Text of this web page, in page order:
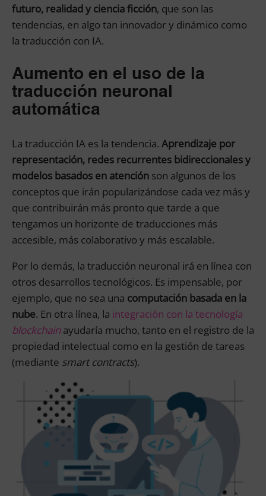
futuro, realidad y ciencia ficción, que son las
tendencias, en algo tan innovador y dinámico como
la traducción con IA.
Aumento en el uso de la
traducción neuronal
automática
La traducción IA es la tendencia. Aprendizaje por
representación, redes recurrentes bidireccionales y
modelos basados en atención son algunos de los
conceptos que irán popularizándose cada vez más y
que contribuirán más pronto que tarde a que
tengamos un horizonte de traducciones más
accesible, más colaborativo y más escalable.
Por lo demás, la traducción neuronal irá en línea con
otros desarrollos tecnológicos. Es impensable, por
ejemplo, que no sea una computación basada en la
nube. En otra línea, la integración con la tecnología
blockchain ayudaría mucho, tanto en el registro de la
propiedad intelectual como en la gestión de tareas
(mediante smart contracts).